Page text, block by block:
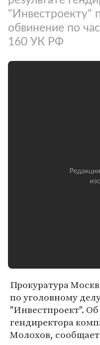
"Инвестроекту"
обвинение по
160 УК РФ
Прокуратура
по уголовному
"Инвестпроект".
гендиректора
Молохов, сообщает